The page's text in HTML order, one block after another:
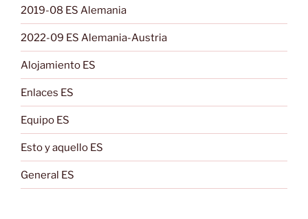
2019-08 ES Alemania
2022-09 ES Alemania-Austria
Alojamiento ES
Enlaces ES
Equipo ES
Esto y aquello ES
General ES